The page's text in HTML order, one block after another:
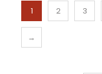
1 2 3
→